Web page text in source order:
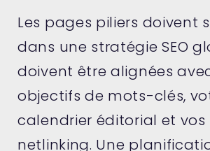
Les pages piliers doivent
dans une stratégie SEO
doivent être alignées
objectifs de mots-clés,
calendrier éditorial et
netlinking. Une